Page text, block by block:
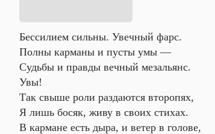
Бессилием сильны. Увечный фарс.
Полны карманы и пусты умы —
Судьбы и правды вечный мезальянс.
Увы!
Так свыше роли раздаются второпях,
Я лишь босяк, живу в своих стихах.
В кармане есть дыра, и ветер в голове,